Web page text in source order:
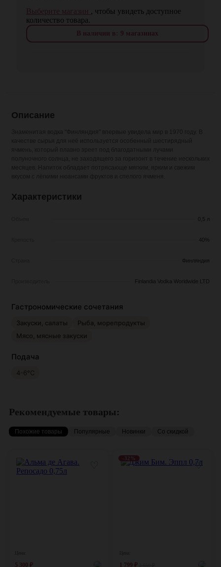
Выберите магазин , чтобы увидеть доступное
количество товара.
В наличии в: 9 магазинах
Описание
Характеристики
0,5 л
40%
Финляндия
Finlandia Vodka Worldwide LTD
Гастрономические сочетания
Закуски, салаты
Рыба, морепродукты
Мясо, мясные закуски
Подача
4-6°С
Рекомендуемые товары:
Похожие товары Популярные Новинки Со скидкой
5 300 ₽
-32%
♡
1 799 ₽